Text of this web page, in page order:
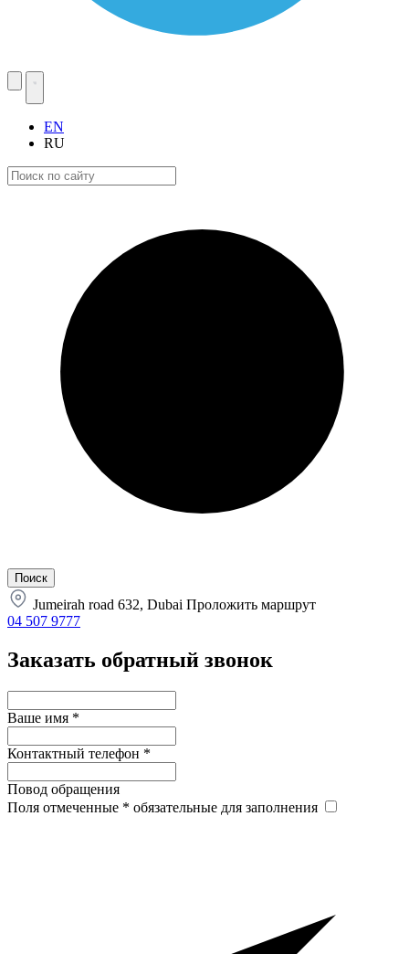
EN
RU
Jumeirah road 632, Dubai Проложить маршрут
04 507 9777
Заказать обратный звонок
Ваше имя *
Контактный телефон *
Повод обращения
Поля отмеченные * обязательные для заполнения